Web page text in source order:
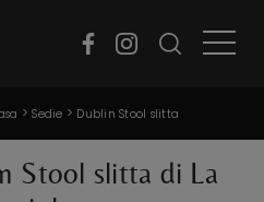
>Sedie > Dublin Stool slitta
Stool slitta di La